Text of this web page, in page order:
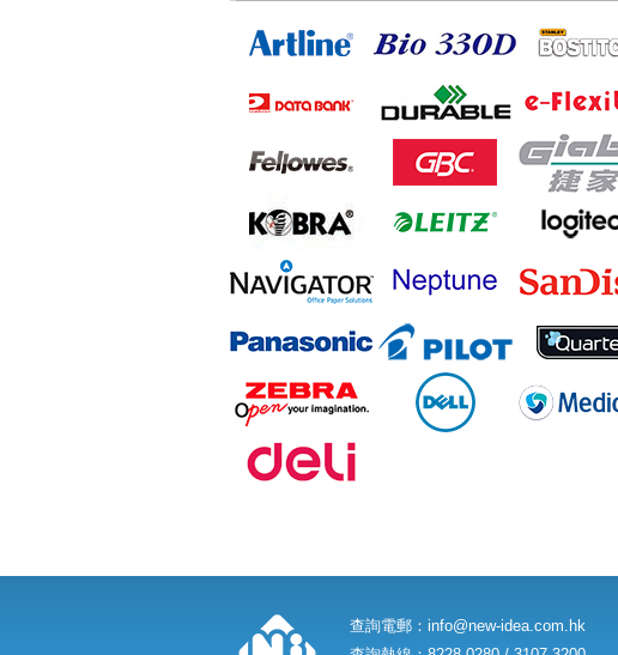
查詢電郵： info@new-idea.com.hk